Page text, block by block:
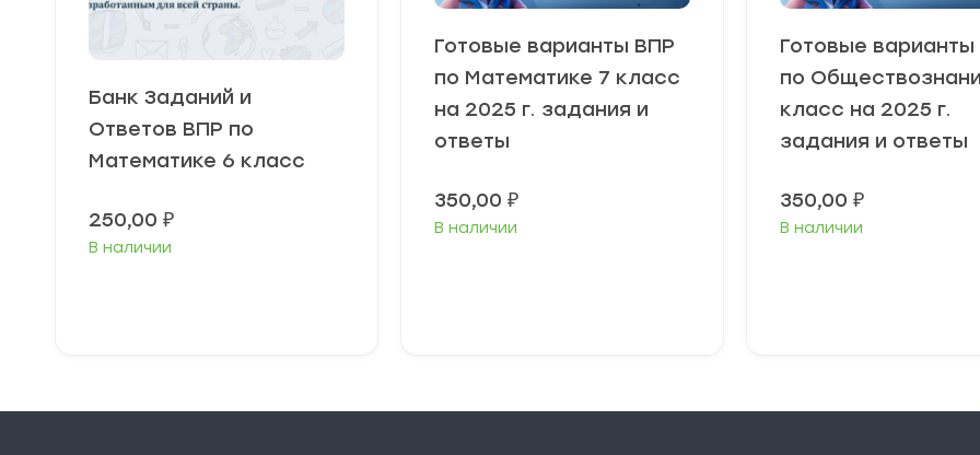
Банк Заданий и
Ответов ВПР по
Математике 6 класс
250,00 ₽
В наличии
Готовые варианты ВПР
по Математике 7 класс
на 2025 г. задания и
ответы
350,00 ₽
В наличии
Готовые
по
класс на 2025 г.
задания и ответы
350,00 ₽
В наличии